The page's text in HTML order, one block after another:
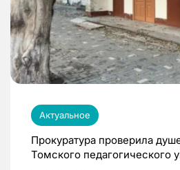
Актуальное
Прокуратура проверила
Томского педагогического